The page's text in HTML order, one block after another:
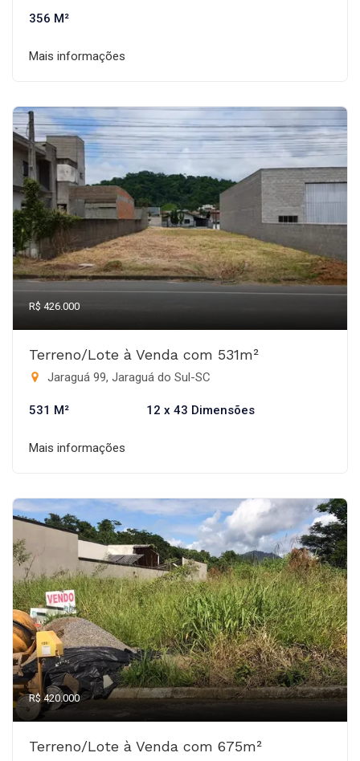
356 M²
Mais informações
R$ 426.000
Terreno/Lote à Venda com 531m²
Jaraguá 99, Jaraguá do Sul-SC
531 M² 12 x 43 Dimensões
Mais informações
R$ 420.000
Terreno/Lote à Venda com 675m²